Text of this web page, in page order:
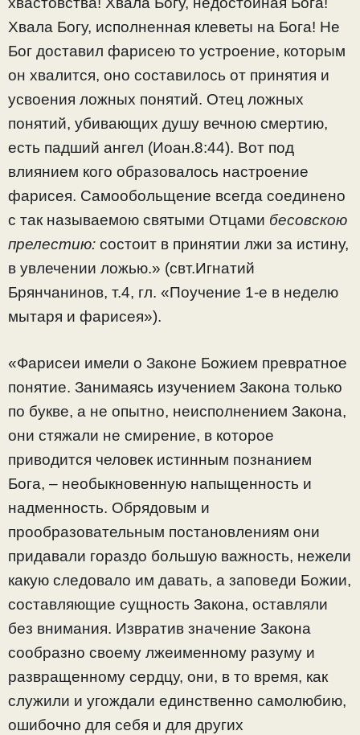
Хвала Богу, исполненная клеветы на Бога! Не
Бог доставил фарисею то устроение, которым
он хвалится, оно составилось от принятия и
усвоения ложных понятий. Отец ложных
понятий, убивающих душу вечною смертию,
есть падший ангел (Иоан.8:44). Вот под
влиянием кого образовалось настроение
фарисея. Самообольщение всегда соединено
с так называемою святыми Отцами бесовскою
прелестию: состоит в принятии лжи за истину,
в увлечении ложью.» (свт.Игнатий
Брянчанинов, т.4, гл. «Поучение 1-е в неделю
мытаря и фарисея»).
«Фарисеи имели о Законе Божием превратное
понятие. Занимаясь изучением Закона только
по букве, а не опытно, неисполнением Закона,
они стяжали не смирение, в которое
приводится человек истинным познанием
Бога, – необыкновенную напыщенность и
надменность. Обрядовым и
прообразовательным постановлениям они
придавали гораздо большую важность, нежели
какую следовало им давать, а заповеди Божии,
составляющие сущность Закона, оставляли
без внимания. Извратив значение Закона
сообразно своему лжеименному разуму и
развращенному сердцу, они, в то время, как
служили и угождали единственно самолюбию,
ошибочно для себя и для других